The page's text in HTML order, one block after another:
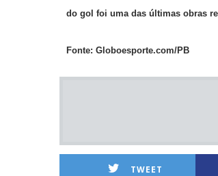
do gol foi uma das últimas obras
Fonte: Globoesporte.com/PB
TWEET